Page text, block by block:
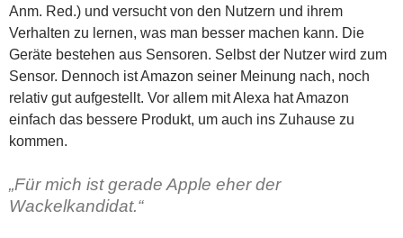
Anm. Red.) und versucht von den Nutzern und ihrem
Verhalten zu lernen, was man besser machen kann. Die
Geräte bestehen aus Sensoren. Selbst der Nutzer wird zum
Sensor. Dennoch ist Amazon seiner Meinung nach, noch
relativ gut aufgestellt. Vor allem mit Alexa hat Amazon
einfach das bessere Produkt, um auch ins Zuhause zu
kommen.
„Für mich ist gerade Apple eher der
Wackelkandidat.“